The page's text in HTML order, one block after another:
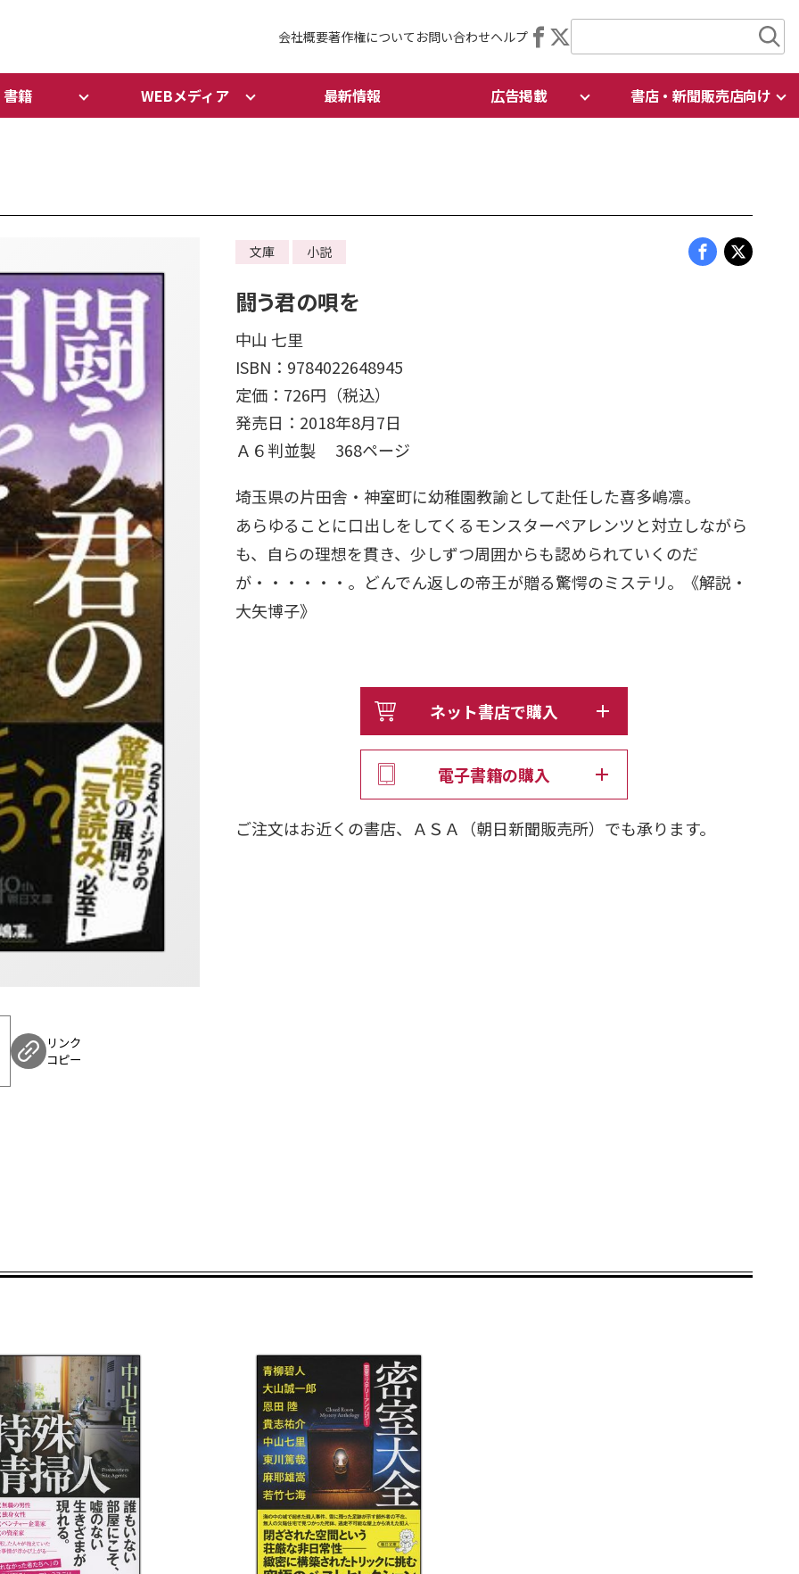
会社概要著作権について お問い合わせヘルプ
書籍 WEBメディア 最新情報 広告掲載 書店・新聞販売店向け
リンク
コピー
文庫 小説
闘う君の唄を
中山 七里
ISBN：9784022648945
定価：726円（税込）
発売日：2018年8月7日
Ａ６判並製 368ページ
埼玉県の片田舎・神室町に幼稚園教諭として赴任した喜多嶋凛。
あらゆることに口出しをしてくるモンスターペアレンツと対立しながら
も、自らの理想を貫き、少しずつ周囲からも認められていくのだ
が・・・・・・。どんでん返しの帝王が贈る驚愕のミステリ。《解説・
大矢博子》
ネット書店で購入
電子書籍の購入
ご注文はお近くの書店、ＡＳＡ（朝日新聞販売所）でも承ります。